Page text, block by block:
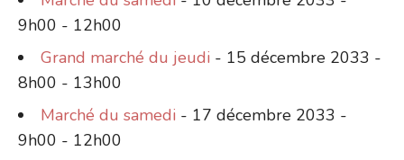
9h00 - 12h00
Grand marché du jeudi - 15 décembre 2033 -
8h00 - 13h00
Marché du samedi - 17 décembre 2033 -
9h00 - 12h00